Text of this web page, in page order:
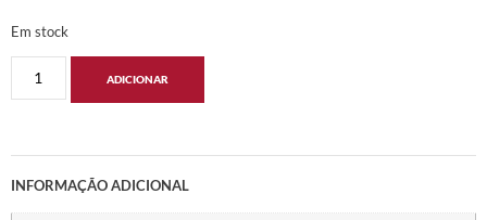
Em stock
ADICIONAR
INFORMAÇÃO ADICIONAL